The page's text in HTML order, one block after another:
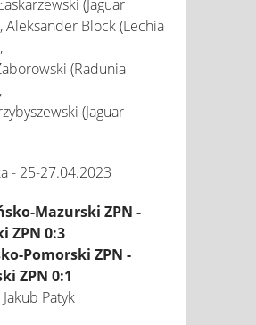
(Jaguar
Aleksander Block (Lechia
(Radunia
(Jaguar
- 25-27.04.2023
Mazurski ZPN -
ZPN 0:3
Pomorski ZPN -
ZPN 0:1
Jakub Patyk